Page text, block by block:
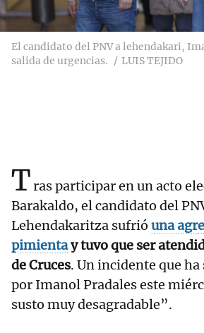
El candidato del PNV a lehendakari,
salida de urgencias.
LUIS TEJIDO
Tras participar en un acto
Barakaldo, el candidato del
Lehendakaritza sufrió una
pimientay tuvo que ser
de Cruces. Un incidente que
por Imanol Pradales este
susto muy desagradable”.